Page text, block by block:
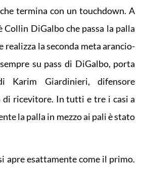
termina con un touchdown. A
Collin DiGalbo che passa la palla
realizza la seconda meta arancio-
su pass di DiGalbo, porta
Karim Giardinieri, difensore
ricevitore. In tutti e tre i casi a
la palla in mezzo ai pali è stato
apre esattamente come il primo.